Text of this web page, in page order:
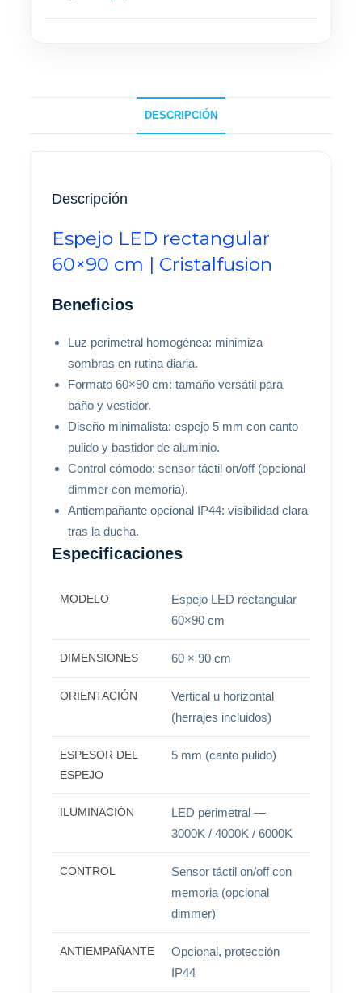
DESCRIPCIÓN
Descripción
Espejo LED rectangular
60×90 cm | Cristalfusion
Beneficios
Luz perimetral homogénea: minimiza
sombras en rutina diaria.
Formato 60×90 cm: tamaño versátil para
baño y vestidor.
Diseño minimalista: espejo 5 mm con canto
pulido y bastidor de aluminio.
Control cómodo: sensor táctil on/off (opcional
dimmer con memoria).
Antiempañante opcional IP44: visibilidad clara
tras la ducha.
Especificaciones
MODELO
Espejo LED rectangular
60×90 cm
DIMENSIONES 60 × 90 cm
ORIENTACIÓN
Vertical u horizontal
(herrajes incluidos)
ESPESOR DEL
ESPEJO
5 mm (canto pulido)
ILUMINACIÓN
LED perimetral —
3000K / 4000K / 6000K
CONTROL
Sensor táctil on/off con
memoria (opcional
dimmer)
ANTIEMPAÑANTE
Opcional, protección
IP44